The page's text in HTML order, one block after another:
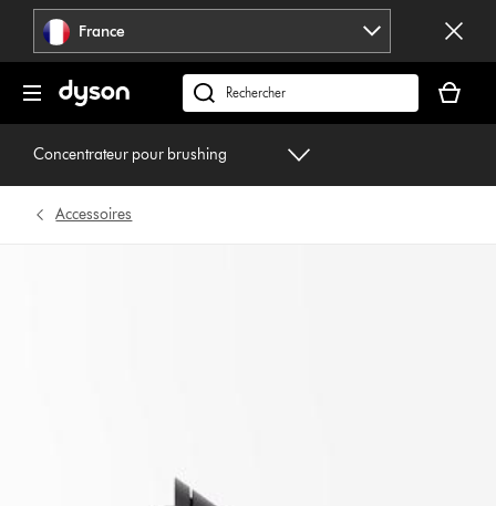
Sauter
pages
France
Rechercher
des
produits
panier
est
Concentrateur pour brushing
Accessoires